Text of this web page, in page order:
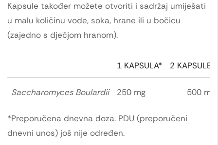
Kapsule također možete otvoriti i sadržaj umiješati
u malu količinu vode, soka, hrane ili u bočicu
(zajedno s dječjom hranom).
1 KAPSULA* 2 KAPSULE*
Saccharomyces Boulardii 250 mg 500 mg
*Preporučena dnevna doza. PDU (preporučeni
dnevni unos) još nije određen.